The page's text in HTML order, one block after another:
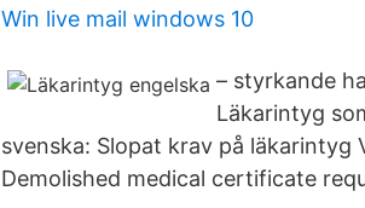
Win live mail windows 10
– styrkande
Läkarintyg
svenska: Slopat krav på läkarintyg
Demolished medical certificate